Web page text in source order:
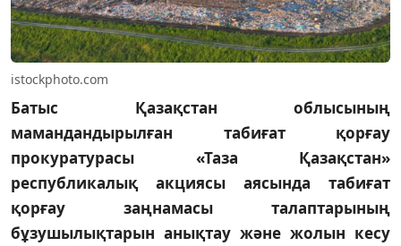
istockphoto.com
Батыс Қазақстан облысының
мамандандырылған табиғат қорғау
прокуратурасы «Таза Қазақстан»
республикалық акциясы аясында табиғат
қорғау заңнамасы талаптарының
бұзушылықтарын анықтау және жолын кесу